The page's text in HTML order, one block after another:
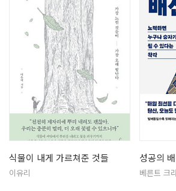
식물이 내게 가르쳐준 것들
이유리
성공의
베른트 크